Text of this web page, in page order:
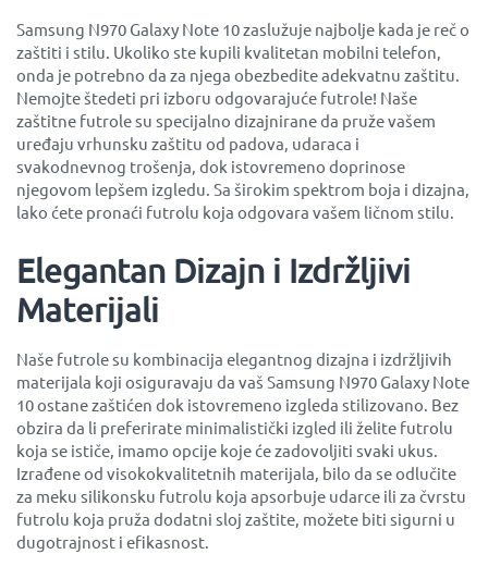
Samsung N970 Galaxy Note 10 zaslužuje najbolje kada je reč o
zaštiti i stilu. Ukoliko ste kupili kvalitetan mobilni telefon,
onda je potrebno da za njega obezbedite adekvatnu zaštitu.
Nemojte štedeti pri izboru odgovarajuće futrole! Naše
zaštitne futrole su specijalno dizajnirane da pruže vašem
uređaju vrhunsku zaštitu od padova, udaraca i
svakodnevnog trošenja, dok istovremeno doprinose
njegovom lepšem izgledu. Sa širokim spektrom boja i dizajna,
lako ćete pronaći futrolu koja odgovara vašem ličnom stilu.
Elegantan Dizajn i Izdržljivi
Materijali
Naše futrole su kombinacija elegantnog dizajna i izdržljivih
materijala koji osiguravaju da vaš Samsung N970 Galaxy Note
10 ostane zaštićen dok istovremeno izgleda stilizovano. Bez
obzira da li preferirate minimalistički izgled ili želite futrolu
koja se ističe, imamo opcije koje će zadovoljiti svaki ukus.
Izrađene od visokokvalitetnih materijala, bilo da se odlučite
za meku silikonsku futrolu koja apsorbuje udarce ili za čvrstu
futrolu koja pruža dodatni sloj zaštite, možete biti sigurni u
dugotrajnost i efikasnost.